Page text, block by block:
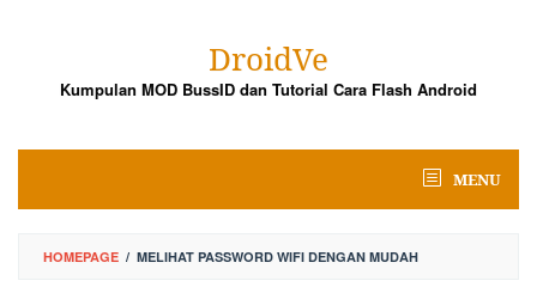
DroidVe
Kumpulan MOD BussID dan Tutorial Cara Flash Android
MENU
HOMEPAGE / MELIHAT PASSWORD WIFI DENGAN MUDAH